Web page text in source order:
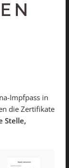
Impfpass in
die Zertifikate
Stelle,